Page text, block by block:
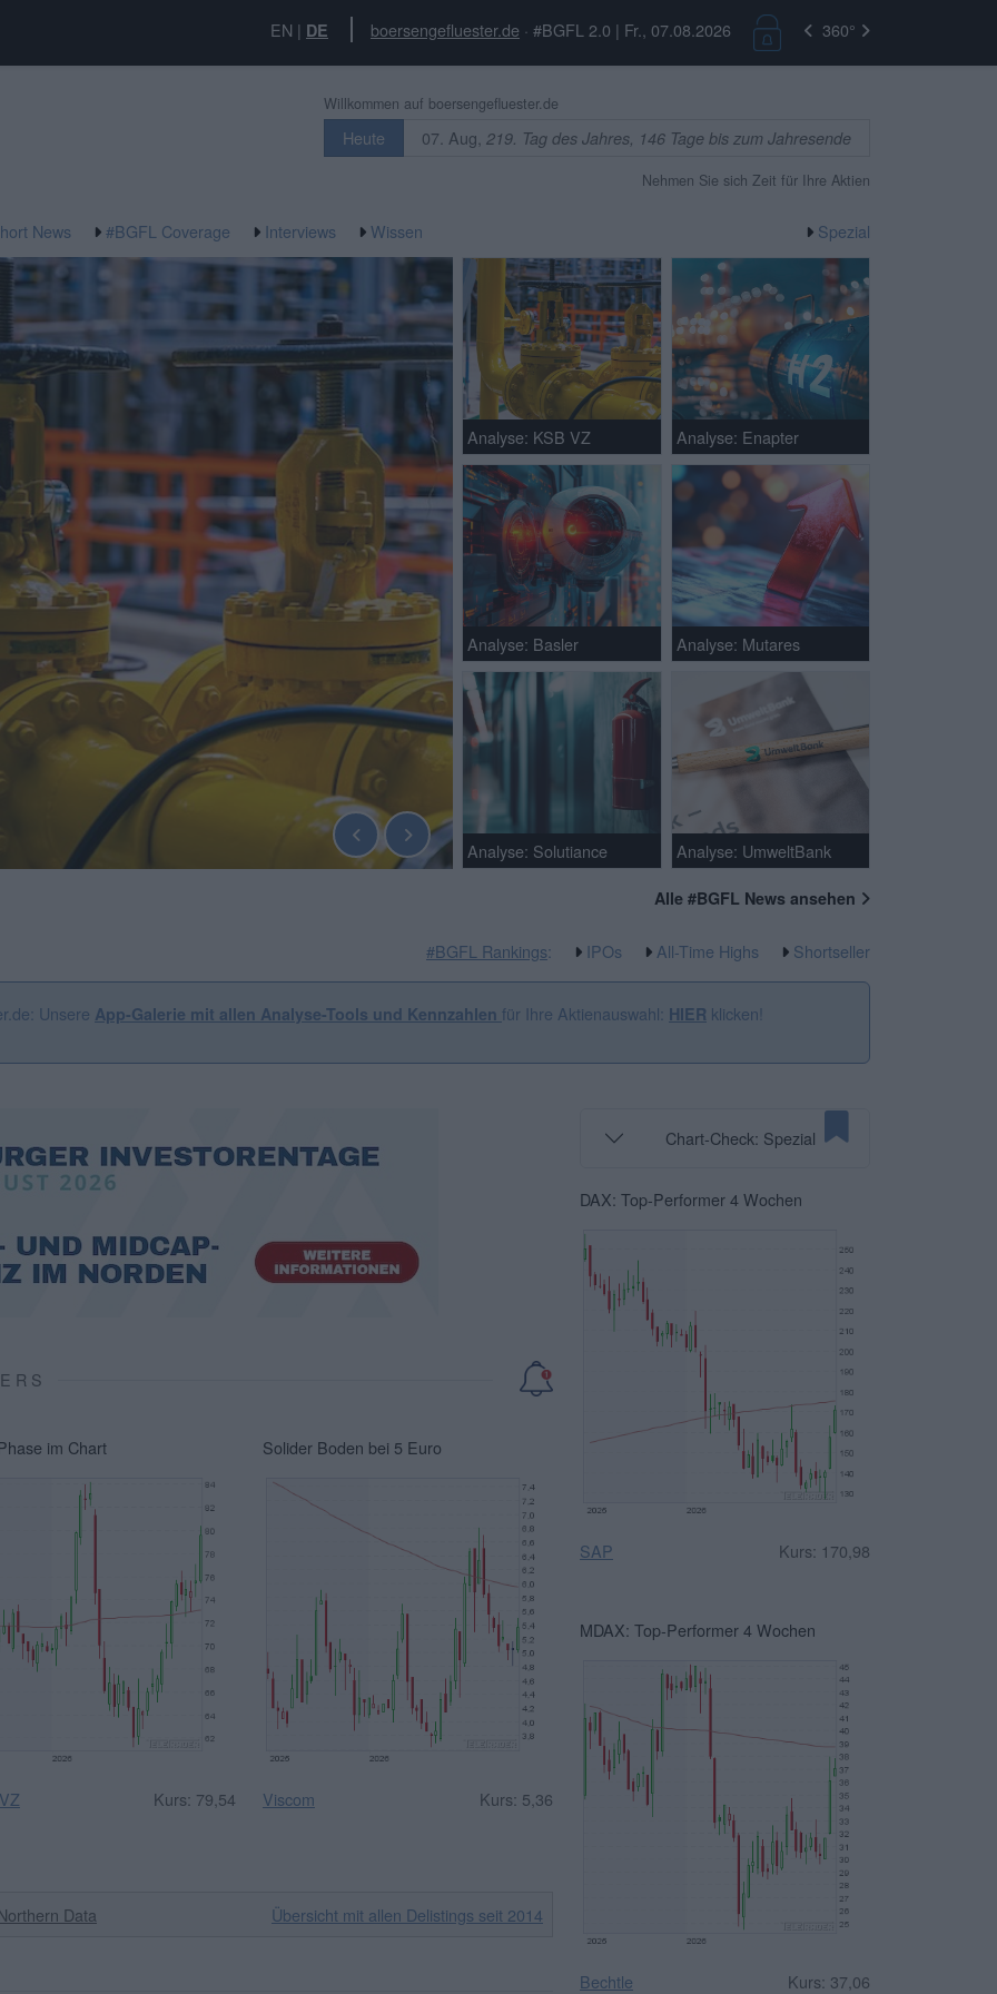
EN | DE boersengefluester.de · #BGFL 2.0 | Fr., 07.08.2026 360°
Willkommen auf boersengefluester.de
Heute 07. Aug, 219. Tag des Jahres, 146 Tage bis zum Jahresende
Nehmen Sie sich Zeit für Ihre Aktien
News #BGFL Coverage Interviews Wissen Spezial
Analyse: KSB VZ Analyse: Enapter
Analyse: Basler Analyse: Mutares
Analyse: Solutiance Analyse: UmweltBank
Alle #BGFL News ansehen
#BGFL Rankings: IPOs All-Time Highs Shortseller
Unsere App-Galerie mit allen Analyse-Tools und Kennzahlen für Ihre Aktienauswahl: HIER klicken!
im Chart
Kurs: 79,54
Solider Boden bei 5 Euro
Viscom Kurs: 5,36
Data Übersicht mit allen Delistings seit 2014
Chart-Check: Spezial
DAX: Top-Performer 4 Wochen
SAP Kurs: 170,98
MDAX: Top-Performer 4 Wochen
Bechtle Kurs: 37,06